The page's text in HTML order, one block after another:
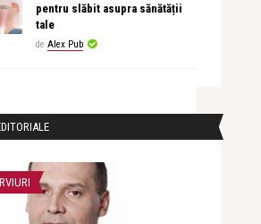
pentru slăbit asupra sănătății
tale
de Alex Pub